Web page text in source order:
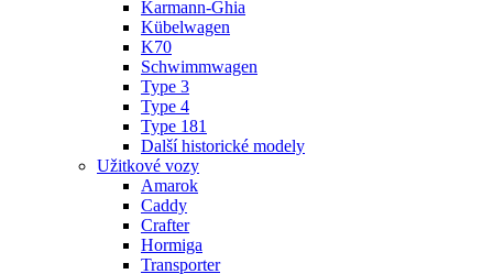
Karmann-Ghia
Kübelwagen
K70
Schwimmwagen
Type 3
Type 4
Type 181
Další historické modely
Užitkové vozy
Amarok
Caddy
Crafter
Hormiga
Transporter